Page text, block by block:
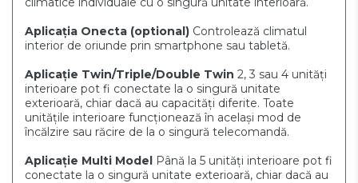
Aplicația Onecta (optional) Controlează climatul
interior de oriunde prin smartphone sau tabletă.
Aplicație Twin/Triple/Double Twin 2, 3 sau 4 unități
interioare pot fi conectate la o singură unitate
exterioară, chiar dacă au capacități diferite. Toate
unitățile interioare funcționează în același mod de
încălzire sau răcire de la o singură telecomandă.
Aplicație Multi Model
Până la 5 unități interioare pot fi
conectate la o singură unitate exterioară, chiar dacă au